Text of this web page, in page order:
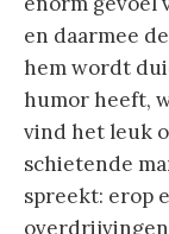
en daarmee de
hem wordt
humor heeft,
vind het leuk
schietende
spreekt: erop
overdrijvingen